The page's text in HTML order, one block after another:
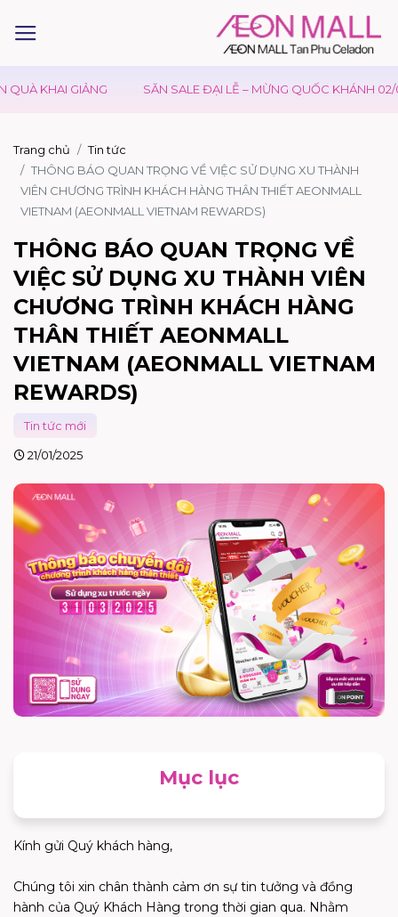
KHAI GIẢNG SĂN SALE ĐẠI LỄ – MỪNG QUỐC KHÁNH 02/09
Trang chủ
Tin tức
THÔNG BÁO QUAN TRỌNG VỀ VIỆC SỬ DỤNG XU THÀNH
VIÊN CHƯƠNG TRÌNH KHÁCH HÀNG THÂN THIẾT AEONMALL
VIETNAM (AEONMALL VIETNAM REWARDS)
THÔNG BÁO QUAN TRỌNG VỀ
VIỆC SỬ DỤNG XU THÀNH VIÊN
CHƯƠNG TRÌNH KHÁCH HÀNG
THÂN THIẾT AEONMALL
VIETNAM (AEONMALL VIETNAM
REWARDS)
Tin tức mới
21/01/2025
Mục lục
Kính gửi Quý khách hàng,
Chúng tôi xin chân thành cảm ơn sự tin tưởng và đồng
hành của Quý Khách Hàng trong thời gian qua. Nhằm